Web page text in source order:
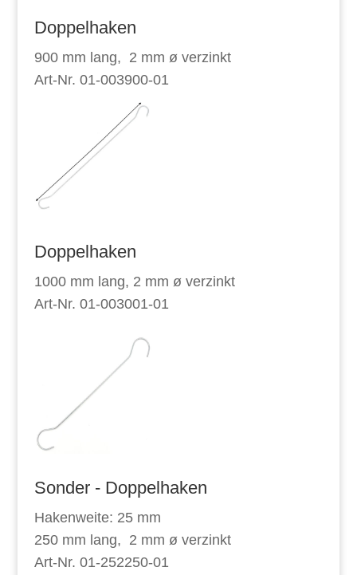
Doppelhaken
900 mm lang, 2 mm ø verzinkt
Art-Nr. 01-003900-01
Doppelhaken
1000 mm lang, 2 mm ø verzinkt
Art-Nr. 01-003001-01
Sonder - Doppelhaken
Hakenweite: 25 mm
250 mm lang, 2 mm ø verzinkt
Art-Nr. 01-252250-01